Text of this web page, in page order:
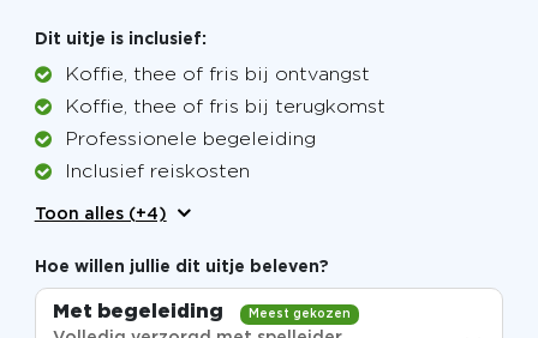
Dit uitje is inclusief:
Koffie, thee of fris bij ontvangst
Koffie, thee of fris bij terugkomst
Professionele begeleiding
Inclusief reiskosten
Toon alles (+4)
Hoe willen jullie dit uitje beleven?
Met begeleiding Meest gekozen